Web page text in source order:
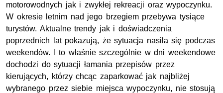
motorowodnych jak i zwykłej rekreacji oraz wypoczynku.
W okresie letnim nad jego brzegiem przebywa tysiące
turystów. Aktualne trendy jak i doświadczenia
poprzednich lat pokazują, że sytuacja nasila się podczas
weekendów. I to właśnie szczególnie w dni weekendowe
dochodzi do sytuacji łamania przepisów przez
kierujących, którzy chcąc zaparkować jak najbliżej
wybranego przez siebie miejsca wypoczynku, nie stosują